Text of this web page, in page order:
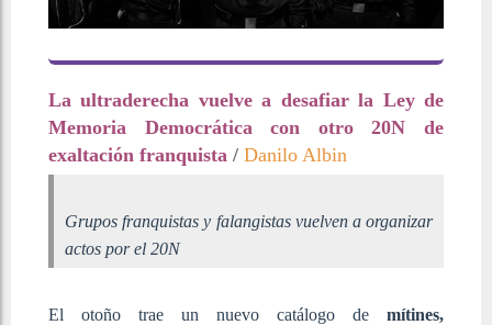
La ultraderecha vuelve a desafiar la Ley de
Memoria Democrática con otro 20N de
exaltación franquista / Danilo Albin
Grupos franquistas y falangistas vuelven a organizar
actos por el 20N
El otoño trae un nuevo catálogo de mítines,